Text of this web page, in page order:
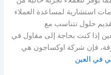
استشارية لمساعدة العملاء
حلول تتناسب مع
إذا كنت بحاجة إلى مقاول في
فإن شركة اوكساجون هي
في العين